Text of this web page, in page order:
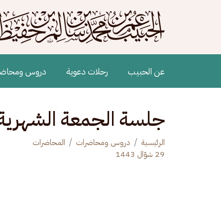
Main navigation
عن الحبيب رحلات دعوية دروس
جلسة الجمعة
الرئيسية دروس ومحاضرات
المحاضرات
29 شوّال 1443